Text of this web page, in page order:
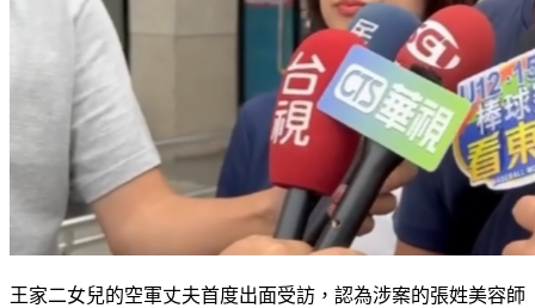
王家二女兒的空軍丈夫首度出面受訪，認為涉案的張姓美容師